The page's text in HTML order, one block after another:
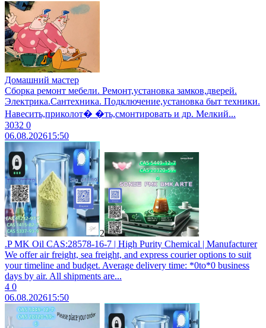
Домашний мастер
Сборка ремонт мебели. Ремонт,установка замков,дверей.
Электрика.Сантехника. Подключение,установка быт техники.
Навесить,приколот� �ть,смонтировать и др. Мелкий...
3032 0
06.08.202615:50
2
.P MK Oil CAS:28578-16-7 | High Purity Chemical | Manufacturer
We offer air freight, sea freight, and express courier options to suit
your timeline and budget. Average delivery time: *0to*0 business
days by air. All shipments are...
4 0
06.08.202615:50